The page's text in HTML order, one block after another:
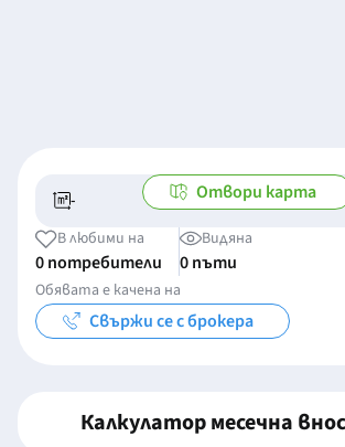
- -/-
Отвори карта
В любими на
0 потребители
Видяна
0 пъти
Обявата е качена на
Свържи се с брокера
Калкулатор месечна